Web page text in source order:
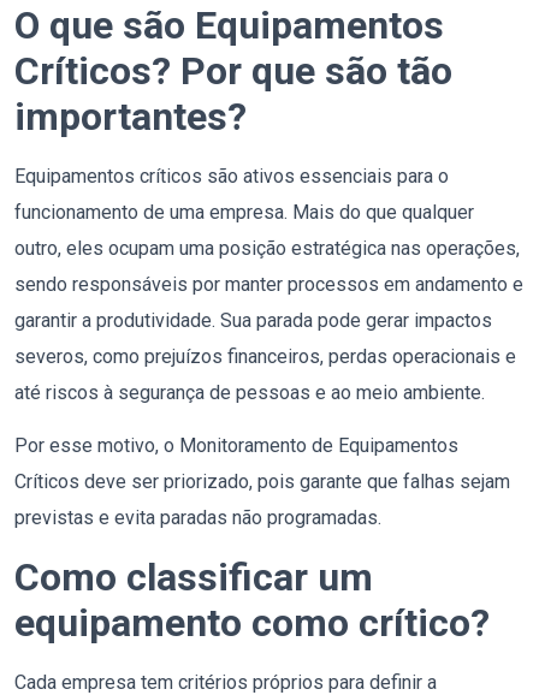
O que são Equipamentos
Críticos? Por que são tão
importantes?
Equipamentos críticos são ativos essenciais para o
funcionamento de uma empresa. Mais do que qualquer
outro, eles ocupam uma posição estratégica nas operações,
sendo responsáveis por manter processos em andamento e
garantir a produtividade. Sua parada pode gerar impactos
severos, como prejuízos financeiros, perdas operacionais e
até riscos à segurança de pessoas e ao meio ambiente.
Por esse motivo, o Monitoramento de Equipamentos
Críticos deve ser priorizado, pois garante que falhas sejam
previstas e evita paradas não programadas.
Como classificar um
equipamento como crítico?
Cada empresa tem critérios próprios para definir a